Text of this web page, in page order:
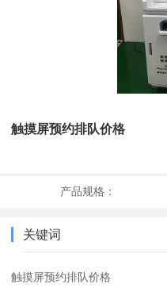
触摸屏预约排队价格
产品规格：
关键词
触摸屏预约排队价格